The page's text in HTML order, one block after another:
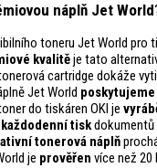
náplň Jet World
toneru Jet World pro
kvalitěje tato
cartridge dokáže
Jet World
do tiskáren OKI je
každodenní tisk
tonerová náplň
je prověřen více než